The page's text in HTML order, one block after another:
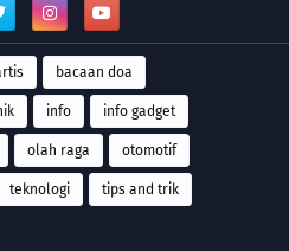
bacaan doa
info info gadget
olah raga otomotif
teknologi tips and trik